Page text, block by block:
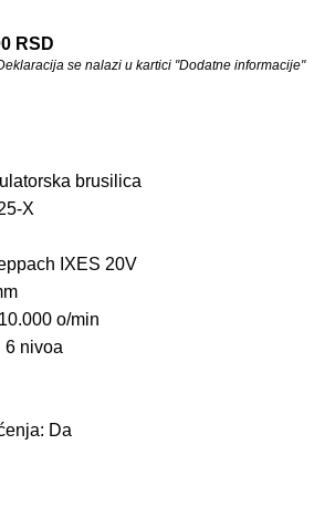
RSD
se nalazi u kartici "Dodatne informacije"
brusilica
X
IXES 20V
o/min
6 nivoa
Da